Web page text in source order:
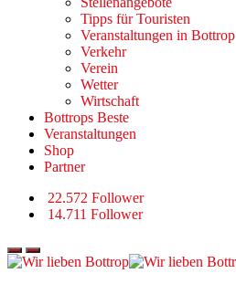
Tipps für Touristen
Veranstaltungen in Bottrop
Verkehr
Verein
Wetter
Wirtschaft
Bottrops Beste
Veranstaltungen
Shop
Partner
22.572 Follower
14.711 Follower